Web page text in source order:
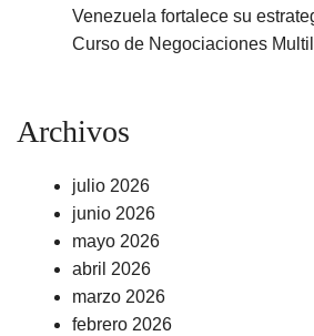
Venezuela fortalece su
Curso de Negociaciones
Archivos
julio 2026
junio 2026
mayo 2026
abril 2026
marzo 2026
febrero 2026